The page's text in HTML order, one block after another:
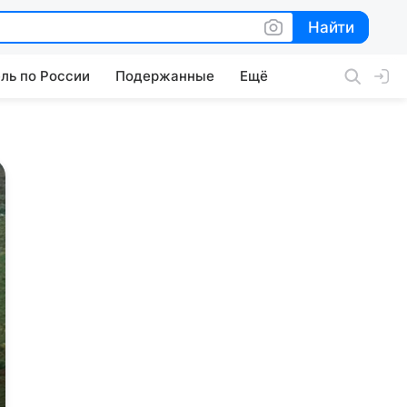
Найти
Найти
по России Подержанные Ещё